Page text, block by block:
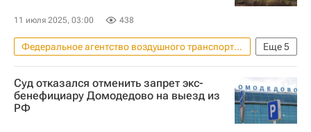
Загородная недвижимость
11 июля 2025, 03:00 438
Еще5
Федеральное агентство воздушного транспорта (Росавиация)
Аренда
Геленджик
Аэрофлот
ЦИАН
Жилье
Суд отказался отменить запрет экс-
бенефициару Домодедово на выезд из
РФ